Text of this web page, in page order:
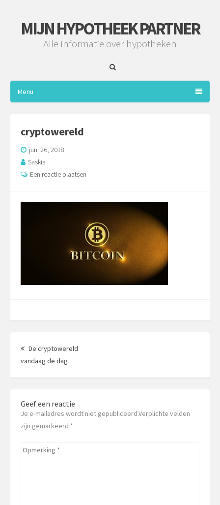
MIJN HYPOTHEEK PARTNER
Alle informatie over hypotheken
Menu
cryptowereld
juni 26, 2018
Saskia
Een reactie plaatsen
Berichtnavigatie
De cryptowereld
vandaag de dag
Geef een reactie
Je e-mailadres wordt niet gepubliceerd.Verplichte velden
zijn gemarkeerd *
Opmerking